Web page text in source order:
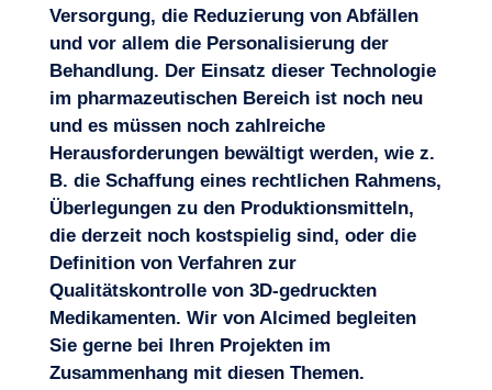
Versorgung, die Reduzierung von Abfällen
und vor allem die Personalisierung der
Behandlung. Der Einsatz dieser Technologie
im pharmazeutischen Bereich ist noch neu
und es müssen noch zahlreiche
Herausforderungen bewältigt werden, wie z.
B. die Schaffung eines rechtlichen Rahmens,
Überlegungen zu den Produktionsmitteln,
die derzeit noch kostspielig sind, oder die
Definition von Verfahren zur
Qualitätskontrolle von 3D-gedruckten
Medikamenten. Wir von Alcimed begleiten
Sie gerne bei Ihren Projekten im
Zusammenhang mit diesen Themen.